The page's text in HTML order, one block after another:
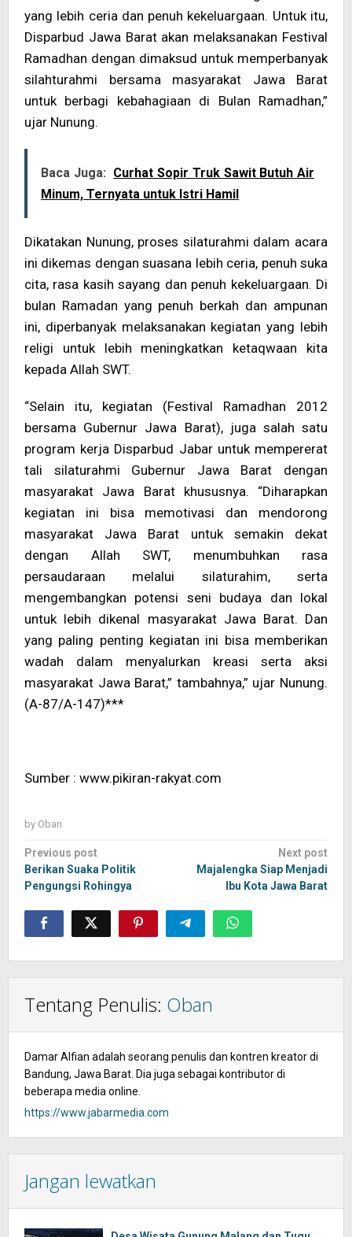
yang lebih ceria dan penuh kekeluargaan. Untuk itu,
Disparbud Jawa Barat akan melaksanakan Festival
Ramadhan dengan dimaksud untuk memperbanyak
silahturahmi bersama masyarakat Jawa Barat
untuk berbagi kebahagiaan di Bulan Ramadhan,”
ujar Nunung.
Baca Juga: Curhat Sopir Truk Sawit Butuh Air
Minum, Ternyata untuk Istri Hamil
Dikatakan Nunung, proses silaturahmi dalam acara
ini dikemas dengan suasana lebih ceria, penuh suka
cita, rasa kasih sayang dan penuh kekeluargaan. Di
bulan Ramadan yang penuh berkah dan ampunan
ini, diperbanyak melaksanakan kegiatan yang lebih
religi untuk lebih meningkatkan ketaqwaan kita
kepada Allah SWT.
“Selain itu, kegiatan (Festival Ramadhan 2012
bersama Gubernur Jawa Barat), juga salah satu
program kerja Disparbud Jabar untuk mempererat
tali silaturahmi Gubernur Jawa Barat dengan
masyarakat Jawa Barat khususnya. “Diharapkan
kegiatan ini bisa memotivasi dan mendorong
masyarakat Jawa Barat untuk semakin dekat
dengan Allah SWT, menumbuhkan rasa
persaudaraan melalui silaturahim, serta
mengembangkan potensi seni budaya dan lokal
untuk lebih dikenal masyarakat Jawa Barat. Dan
yang paling penting kegiatan ini bisa memberikan
wadah dalam menyalurkan kreasi serta aksi
masyarakat Jawa Barat,” tambahnya,” ujar Nunung.
(A-87/A-147)***
Sumber : www.pikiran-rakyat.com
by Oban
Post
navigation
Previous post
Berikan Suaka Politik
Pengungsi Rohingya
Next post
Majalengka Siap Menjadi
Ibu Kota Jawa Barat
Tentang Penulis: Oban
Damar Alfian adalah seorang penulis dan kontren kreator di
Bandung, Jawa Barat. Dia juga sebagai kontributor di
beberapa media online.
https://www.jabarmedia.com
Jangan lewatkan